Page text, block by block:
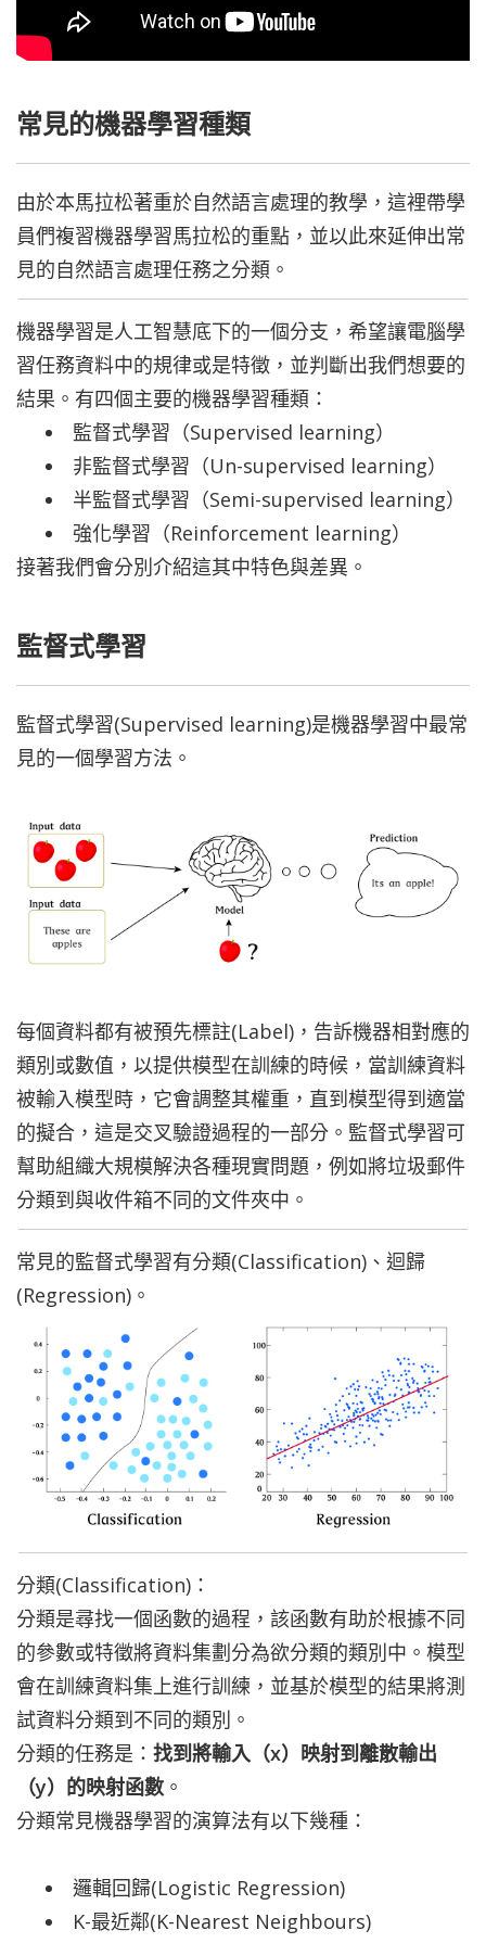
常見的機器學習種類
由於本馬拉松著重於自然語言處理的教學，這裡帶學
員們複習機器學習馬拉松的重點，並以此來延伸出常
見的自然語言處理任務之分類。
機器學習是人工智慧底下的一個分支，希望讓電腦學
習任務資料中的規律或是特徵，並判斷出我們想要的
結果。有四個主要的機器學習種類：
監督式學習（Supervised learning）
非監督式學習（Un-supervised learning）
半監督式學習（Semi-supervised learning）
強化學習（Reinforcement learning）
接著我們會分別介紹這其中特色與差異。
監督式學習
監督式學習(Supervised learning)是機器學習中最常
見的一個學習方法。
每個資料都有被預先標註(Label)，告訴機器相對應的
類別或數值，以提供模型在訓練的時候， 當訓練資料
被輸入模型時，它會調整其權重，直到模型得到適當
的擬合，這是交叉驗證過程的一部分。 監督式學習可
幫助組織大規模解決各種現實問題，例如將垃圾郵件
分類到與收件箱不同的文件夾中。
常見的監督式學習有分類(Classification)、迴歸
(Regression)。
分類(Classification)：
分類是尋找一個函數的過程，該函數有助於根據不同
的參數或特徵將資料集劃分為欲分類的類別中。模型
會在訓練資料集上進行訓練，並基於模型的結果將測
試資料分類到不同的類別。
分類的任務是： 找到將輸入（x）映射到離散輸出
（y）的映射函數 。
分類常見機器學習的演算法有以下幾種：
邏輯回歸(Logistic Regression)
K-最近鄰(K-Nearest Neighbours)